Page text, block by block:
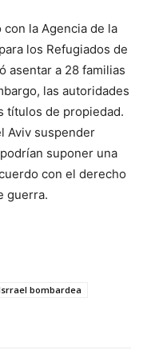
la Agencia de la
los Refugiados de
asentar a 28 familias
las autoridades
títulos de propiedad.
Aviv suspender
suponer una
con el derecho
guerra.
bombardea